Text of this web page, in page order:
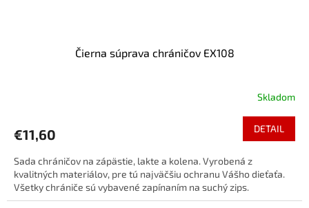
Čierna súprava chráničov EX108
Skladom
€11,60 DETAIL
Sada chráničov na zápästie, lakte a kolena. Vyrobená z
kvalitných materiálov, pre tú najväčšiu ochranu Vášho dieťaťa.
Všetky chrániče sú vybavené zapínaním na suchý zips.